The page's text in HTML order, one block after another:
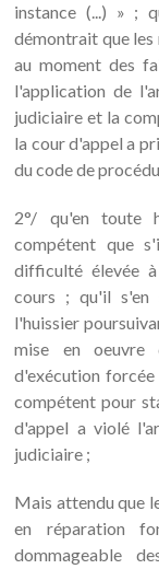
instance (...) » ;
démontrait que les
au moment des
l'application de
judiciaire et la
la cour d'appel a
du code de
2°/ qu'en toute
compétent que
difficulté élevée
cours ; qu'il s'en
l'huissier
mise en oeuvre
d'exécution forcée
compétent pour
d'appel a violé
judiciaire ;
Mais attendu que
en réparation
dommageable